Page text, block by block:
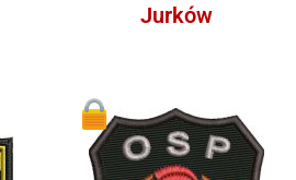
Jurków